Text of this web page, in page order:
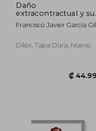
Daño
extracontractual y su
reparacion
Francisco Javier García Gil
Dilex, Tapa Dura, Nuevo